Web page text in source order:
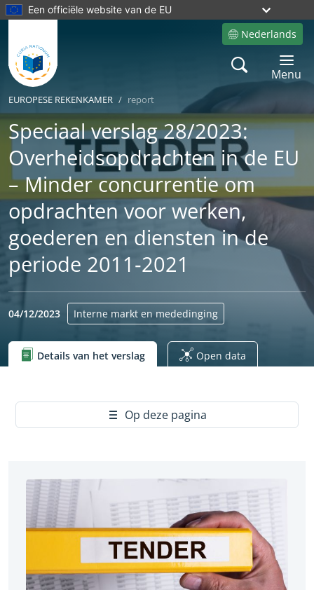
Een officiële website van de EU
Nederlands
Site language
Search
Toggle
Menu
EUROPESE REKENKAMER report
Speciaal verslag 28/2023:
Overheidsopdrachten in de EU
– Minder concurrentie om
opdrachten voor werken,
goederen en diensten in de
periode 2011‑2021
04/12/2023 Interne markt en mededinging
Details van het verslag Open data
Op deze pagina